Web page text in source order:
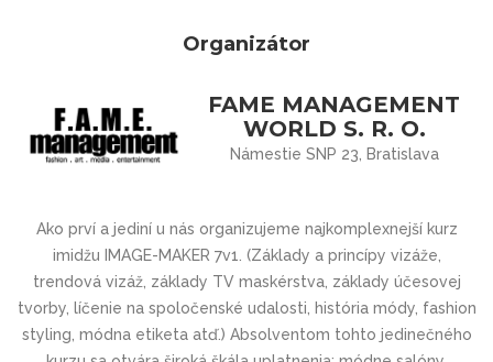
Organizátor
FAME MANAGEMENT
WORLD S. R. O.
Námestie SNP 23, Bratislava
Ako prví a jediní u nás organizujeme najkomplexnejší kurz
imidžu IMAGE-MAKER 7v1. (Základy a princípy vizáže,
trendová vizáž, základy TV maskérstva, základy účesovej
tvorby, líčenie na spoločenské udalosti, história módy, fashion
styling, módna etiketa atď.) Absolventom tohto jedinečného